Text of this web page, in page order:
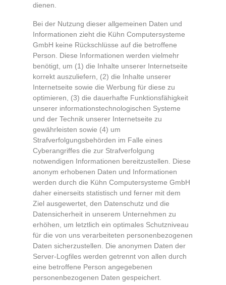
dienen.
Bei der Nutzung dieser allgemeinen Daten und
Informationen zieht die Kühn Computersysteme
GmbH keine Rückschlüsse auf die betroffene
Person. Diese Informationen werden vielmehr
benötigt, um (1) die Inhalte unserer Internetseite
korrekt auszuliefern, (2) die Inhalte unserer
Internetseite sowie die Werbung für diese zu
optimieren, (3) die dauerhafte Funktionsfähigkeit
unserer informationstechnologischen Systeme
und der Technik unserer Internetseite zu
gewährleisten sowie (4) um
Strafverfolgungsbehörden im Falle eines
Cyberangriffes die zur Strafverfolgung
notwendigen Informationen bereitzustellen. Diese
anonym erhobenen Daten und Informationen
werden durch die Kühn Computersysteme GmbH
daher einerseits statistisch und ferner mit dem
Ziel ausgewertet, den Datenschutz und die
Datensicherheit in unserem Unternehmen zu
erhöhen, um letztlich ein optimales Schutzniveau
für die von uns verarbeiteten personenbezogenen
Daten sicherzustellen. Die anonymen Daten der
Server-Logfiles werden getrennt von allen durch
eine betroffene Person angegebenen
personenbezogenen Daten gespeichert.